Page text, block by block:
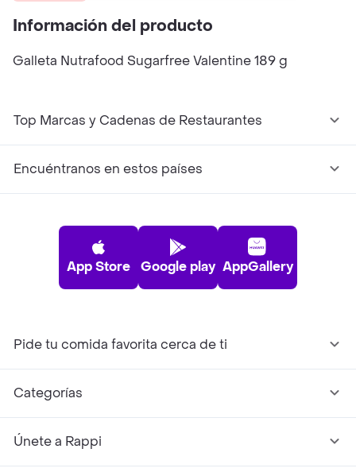
Información del producto
Galleta Nutrafood Sugarfree Valentine 189 g
Top Marcas y Cadenas de Restaurantes
Encuéntranos en estos países
App Store Google play AppGallery
Pide tu comida favorita cerca de ti
Categorías
Únete a Rappi